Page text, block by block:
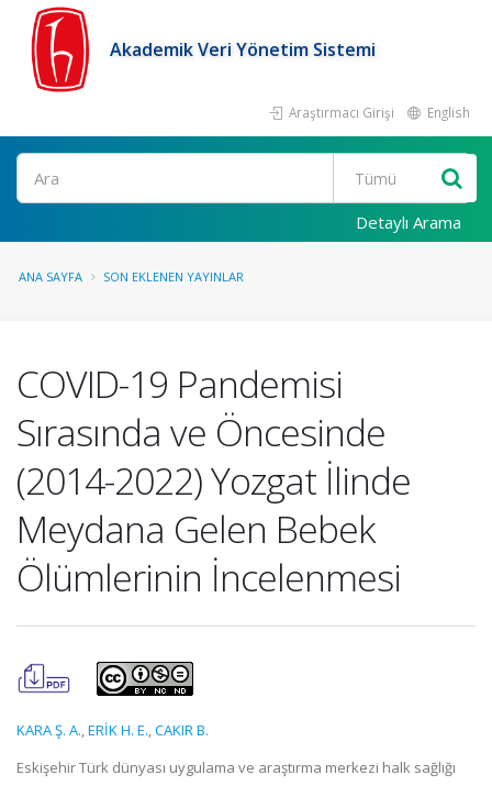
Akademik Veri Yönetim Sistemi
Araştırmacı Girişi English
Ara
Detaylı Arama
ANA SAYFA SON EKLENEN YAYINLAR
COVID-19 Pandemisi
Sırasında ve Öncesinde
(2014-2022) Yozgat İlinde
Meydana Gelen Bebek
Ölümlerinin İncelenmesi
KARA Ş. A.,ERİK H. E.,CAKIR B.
Eskişehir Türk dünyası uygulama ve araştırma merkezi halk sağlığı